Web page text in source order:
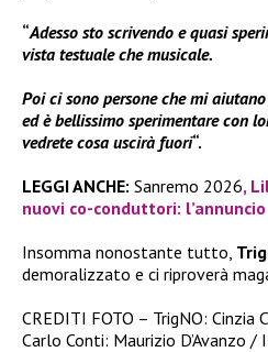
“Adesso sto scrivendo e quasi
vista testuale che musicale.
Poi ci sono persone che mi
ed è bellissimo sperimentare con
vedrete cosa uscirà fuori“.
LEGGI ANCHE: Sanremo 2026,
nuovi co-conduttori:
Insomma nonostante tutto,
demoralizzato e ci riproverà
CREDITI FOTO – TrigNO: Cinzia
Carlo Conti: Maurizio D’Avanzo /